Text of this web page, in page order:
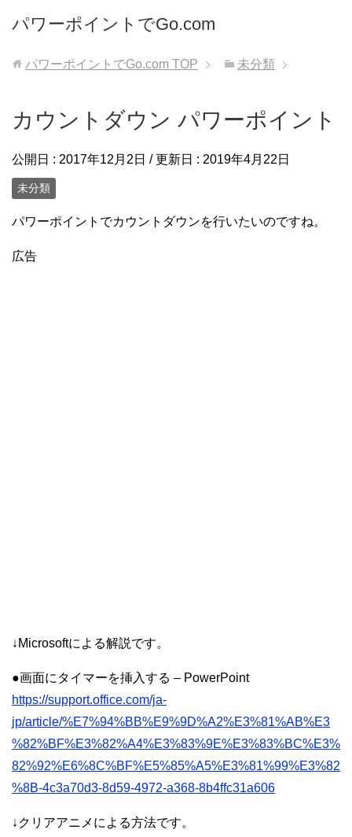
パワーポイントでGo.com
パワーポイントでGo.com TOP 未分類
カウントダウン パワーポイント
公開日 : 2017年12月2日 / 更新日 : 2019年4月22日
未分類
パワーポイントでカウントダウンを行いたいのですね。
広告
↓Microsoftによる解説です。
●画面にタイマーを挿入する – PowerPoint
https://support.office.com/ja-
jp/article/%E7%94%BB%E9%9D%A2%E3%81%AB%E3
%82%BF%E3%82%A4%E3%83%9E%E3%83%BC%E3%
82%92%E6%8C%BF%E5%85%A5%E3%81%99%E3%82
%8B-4c3a70d3-8d59-4972-a368-8b4ffc31a606
↓クリアアニメによる方法です。